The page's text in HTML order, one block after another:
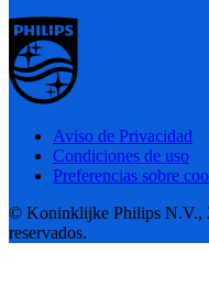
Aviso de Privacidad
Condiciones de uso
Preferencias sobre
© Koninklijke Philips N.V.,
reservados.